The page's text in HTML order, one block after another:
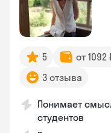
5 от
3 отзыва
Понимает
студентов